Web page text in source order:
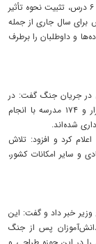
وی افزود: کاهش تعداد دروس مؤثر پایه یازدهم از ۱۱ درس به ۶ درس، تثبیت نحوه تأثیر
سال جاری از جمله
و داوطلبان را برطرف
در جریان جنگ گفت: در
مجموع هزار و ۵۰۷ مدرسه دچار آسیب شدند که تاکنون هزار و ۱۷۴ مدرسه با انجام
شده‌اند.
وارد شده به مدارس را حدود ۳.۷ همت اعلام کرد و افزود: تلاش
و سایر امکانات کشور،
خبر داد و گفت: این
پس از جنگ